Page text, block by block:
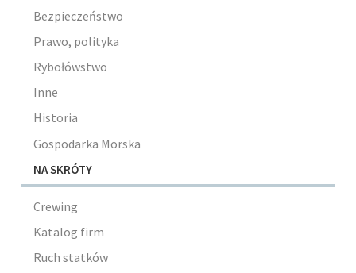
Bezpieczeństwo
Prawo, polityka
Rybołówstwo
Inne
Historia
Gospodarka Morska
NA SKRÓTY
Crewing
Katalog firm
Ruch statków